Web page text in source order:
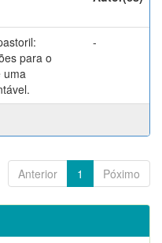
para o
uma
-
Anterior 1 Póximo